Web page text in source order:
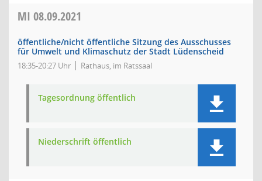
MI 08.09.2021
öffentliche/nicht öffentliche Sitzung des Ausschusses
für Umwelt und Klimaschutz der Stadt Lüdenscheid
18:35-20:27 Uhr Rathaus, im Ratssaal
Tagesordnung öffentlich
Niederschrift öffentlich